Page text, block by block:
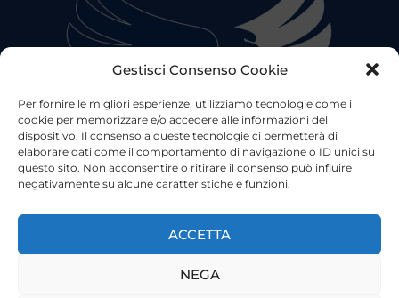
Gestisci Consenso Cookie
Per fornire le migliori esperienze, utilizziamo tecnologie come i
cookie per memorizzare e/o accedere alle informazioni del
dispositivo. Il consenso a queste tecnologie ci permetterà di
elaborare dati come il comportamento di navigazione o ID unici su
questo sito. Non acconsentire o ritirare il consenso può influire
negativamente su alcune caratteristiche e funzioni.
ACCETTA
NEGA
©2023 Tutti i diritti riservatiLazio Live TV